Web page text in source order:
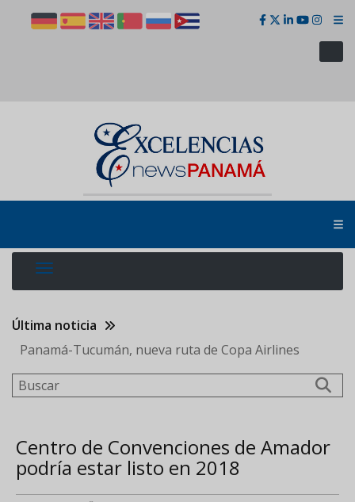
Última noticia
Panamá-Tucumán, nueva ruta de Copa Airlines
Buscar
Centro de Convenciones de Amador
podría estar listo en 2018